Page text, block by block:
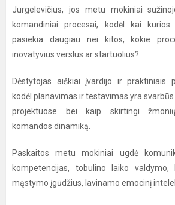
Jurgelevičius, jos metu mokiniai
komandiniai procesai, kodėl kai
pasiekia daugiau nei kitos, kokie
inovatyvius verslus ar startuolius?
Dėstytojas aiškiai įvardijo ir praktiniais
kodėl planavimas ir testavimas yra
projektuose bei kaip skirtingi
komandos dinamiką.
Paskaitos metu mokiniai ugdė
kompetencijas, tobulino laiko
mąstymo įgūdžius, lavinamo emocinį